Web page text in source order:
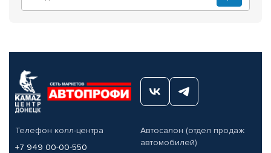
Телефон колл-центра
+7 949 00-00-550
Автосалон (отдел продаж
автомобилей)